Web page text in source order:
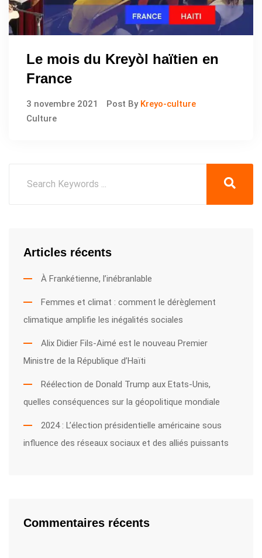
Le mois du Kreyòl haïtien en
France
3 novembre 2021 Post By Kreyo-culture
Culture
Articles récents
À Frankétienne, l’inébranlable
Femmes et climat : comment le dérèglement
climatique amplifie les inégalités sociales
Alix Didier Fils-Aimé est le nouveau Premier
Ministre de la République d’Haïti
Réélection de Donald Trump aux Etats-Unis,
quelles conséquences sur la géopolitique mondiale
2024 : L’élection présidentielle américaine sous
influence des réseaux sociaux et des alliés puissants
Commentaires récents